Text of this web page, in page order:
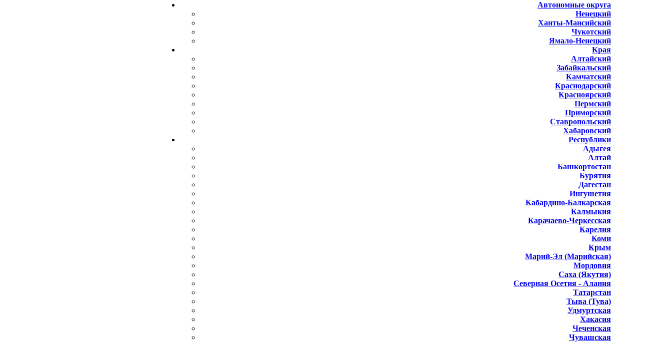
Автономные округа
Ненецкий
Ханты-Мансийский
Чукотский
Ямало-Ненецкий
Края
Алтайский
Забайкальский
Камчатский
Краснодарский
Красноярский
Пермский
Приморский
Ставропольский
Хабаровский
Республики
Адыгея
Алтай
Башкортостан
Бурятия
Дагестан
Ингушетия
Кабардино-Балкарская
Калмыкия
Карачаево-Черкесская
Карелия
Коми
Крым
Марий-Эл (Марийская)
Мордовия
Саха (Якутия)
Северная Осетия - Алания
Татарстан
Тыва (Тува)
Удмуртская
Хакасия
Чеченская
Чувашская